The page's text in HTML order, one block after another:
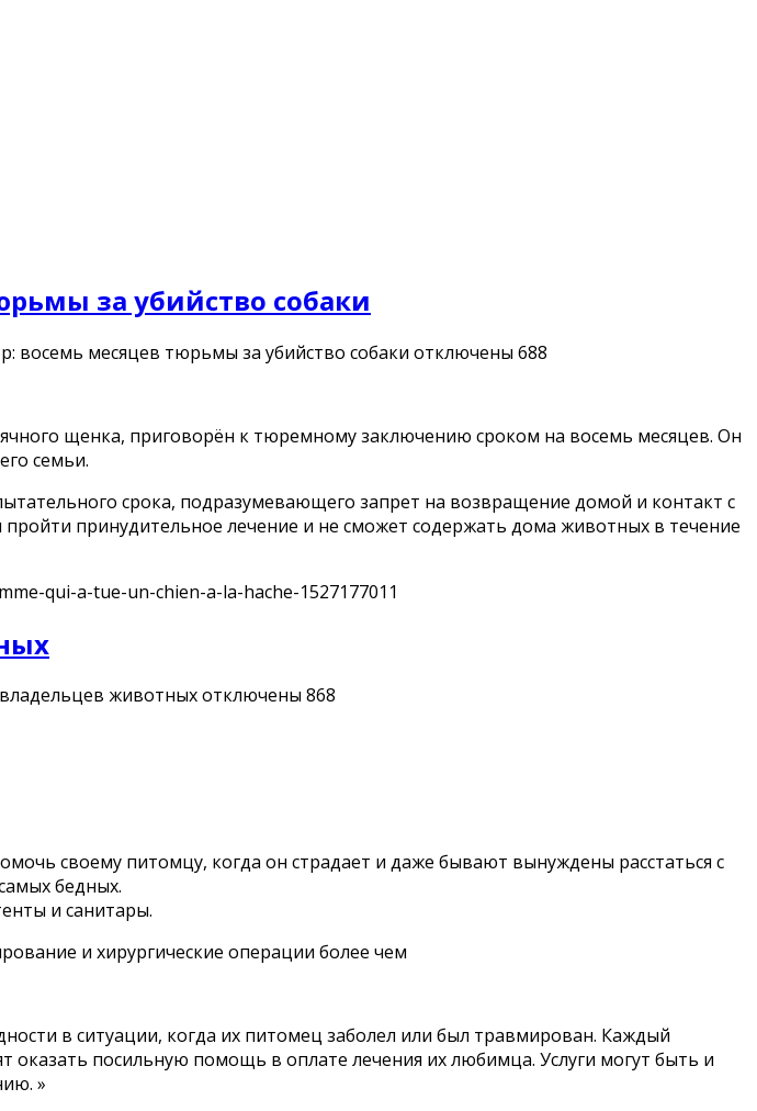
за убийство собаки
восемь месяцев тюрьмы за убийство собаки отключены 688
щенка, приговорён к тюремному заключению сроком на восемь месяцев. Он
семьи.
срока, подразумевающего запрет на возвращение домой и контакт с
принудительное лечение и не сможет содержать дома животных в течение
qui-a-tue-un-chien-a-la-hache-1527177011
животныхотключены 868
своему питомцу, когда он страдает и даже бывают вынуждены расстаться с
бедных.
и санитары.
и хирургические операции более чем
в ситуации, когда их питомец заболел или был травмирован. Каждый
оказать посильную помощь в оплате лечения их любимца. Услуги могут быть и
»